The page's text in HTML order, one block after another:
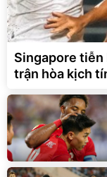
Singapore tiễn
trận hòa kịch